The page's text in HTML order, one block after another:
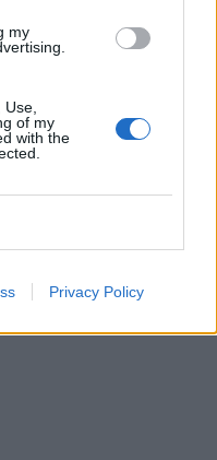
my
of my
with the
Privacy Policy